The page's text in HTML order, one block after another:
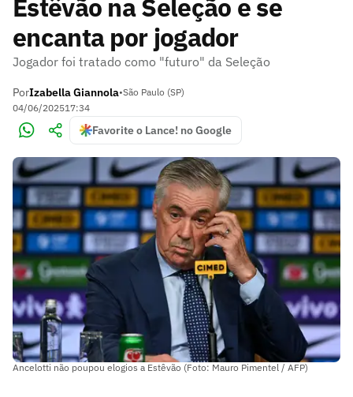
Estêvão na Seleção e se
encanta por jogador
Jogador foi tratado como "futuro" da Seleção
PorIzabella Giannola•São Paulo (SP)
04/06/202517:34
Favorite o Lance! no Google
Ancelotti não poupou elogios a Estêvão (Foto: Mauro Pimentel / AFP)